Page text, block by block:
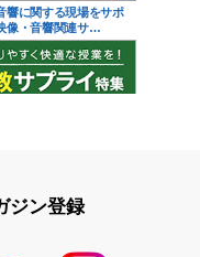
響に関する現場をサポ
像・音響関連サ…
ジン登録